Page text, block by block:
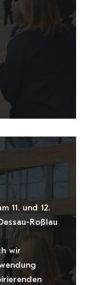
11. und 12.
Roßlau
wir